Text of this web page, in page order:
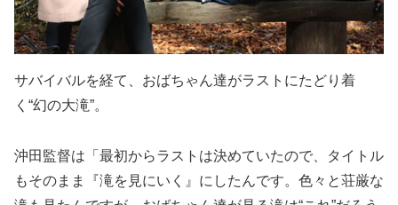
サバイバルを経て、おばちゃん達がラストにたどり着
く“幻の大滝”。
沖田監督は「最初からラストは決めていたので、タイトル
もそのまま『滝を見にいく』にしたんです。色々と荘厳な